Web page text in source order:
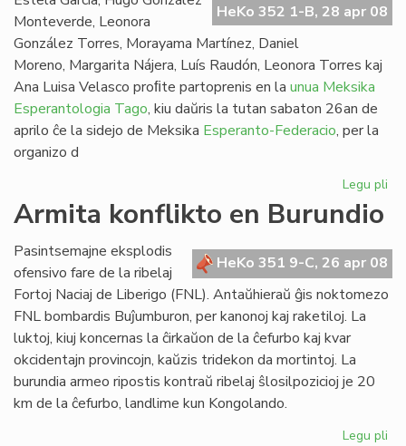
HeKo 352 1-B, 28 apr 08
Monteverde, Leonora
González Torres, Morayama Martínez, Daniel
Moreno, Margarita Nájera, Luís Raudón, Leonora Torres kaj
Ana Luisa Velasco proﬁte partoprenis en la unua Meksika
Esperantologia Tago, kiu daŭris la tutan sabaton 26an de
aprilo ĉe la sidejo de Meksika Esperanto-Federacio, per la
organizo d
Legu pli
Armita konflikto en Burundio
HeKo 351 9-C, 26 apr 08
Pasintsemajne eksplodis
ofensivo fare de la ribelaj
Fortoj Naciaj de Liberigo (FNL). Antaŭhieraŭ ĝis noktomezo
FNL bombardis Buĵumburon, per kanonoj kaj raketiloj. La
luktoj, kiuj koncernas la ĉirkaŭon de la ĉefurbo kaj kvar
okcidentajn provincojn, kaŭzis tridekon da mortintoj. La
burundia armeo ripostis kontraŭ ribelaj ŝlosilpozicioj je 20
km de la ĉefurbo, landlime kun Kongolando.
Legu pli